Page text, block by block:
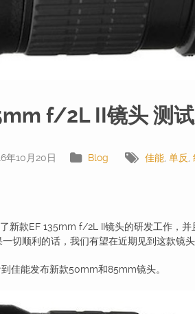
f/2L II镜头 测
年10月20日 Blog 佳能, 单反,
款EF 135mm f/2L II镜头的研发工作，并
切顺利的话，我们有望在近期见到这款镜头
佳能发布新款50mm和85mm镜头。